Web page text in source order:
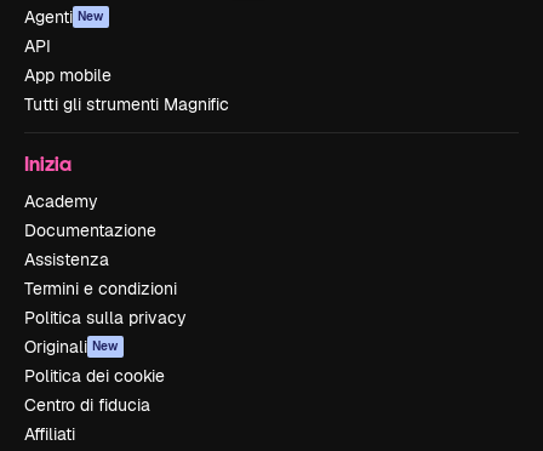
Agenti New
API
App mobile
Tutti gli strumenti Magnific
Inizia
Academy
Documentazione
Assistenza
Termini e condizioni
Politica sulla privacy
Originali New
Politica dei cookie
Centro di fiducia
Affiliati